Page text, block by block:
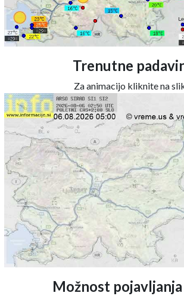
Trenutne
Za animacijo kliknite na
Možnost